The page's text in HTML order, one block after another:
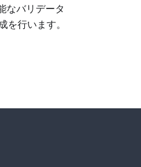
なバリデータ
を行います。